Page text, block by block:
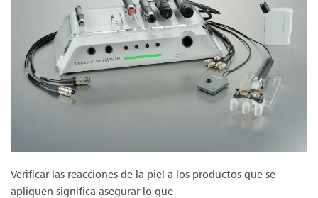
Verificar las reacciones de la piel a los productos que se
apliquen significa asegurar lo que